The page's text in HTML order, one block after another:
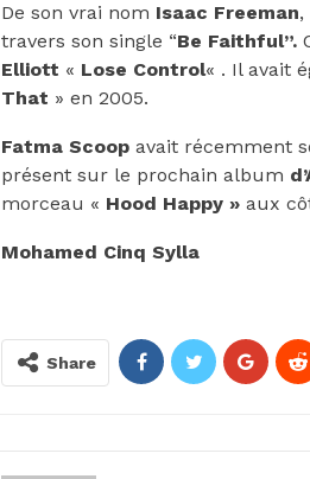
De son vrai nom Isaac Freeman,
travers son single “Be Faithful”.
Elliott « Lose Control« . Il avait
That » en 2005.
Fatma Scoop avait récemment
présent sur le prochain album
morceau « Hood Happy » aux
Mohamed Cinq Sylla
Share